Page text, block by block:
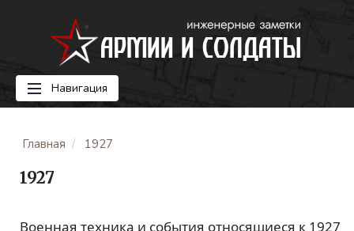
Навигация
Главная 1927
1927
Военная техника и события относящиеся к 1927